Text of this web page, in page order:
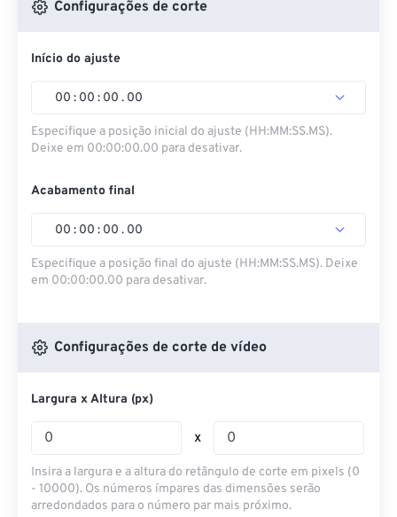
Configurações de corte
Início do ajuste
00 : 00 : 00 . 00
Especifique a posição inicial do ajuste (HH:MM:SS.MS).
Deixe em 00:00:00.00 para desativar.
Acabamento final
00 : 00 : 00 . 00
Especifique a posição final do ajuste (HH:MM:SS.MS). Deixe
em 00:00:00.00 para desativar.
Configurações de corte de vídeo
Largura x Altura (px)
x
Insira a largura e a altura do retângulo de corte em pixels (0
- 10000). Os números ímpares das dimensões serão
arredondados para o número par mais próximo.